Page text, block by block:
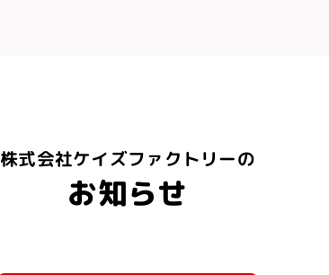
株式会社ケイズファクトリーの
お知らせ